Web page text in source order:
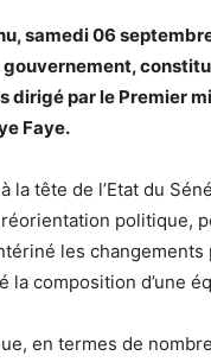
samedi 06
gouvernement,
dirigé par le Premier
Faye.
la tête de l’Etat du
politique,
les
la composition d’une
en termes de